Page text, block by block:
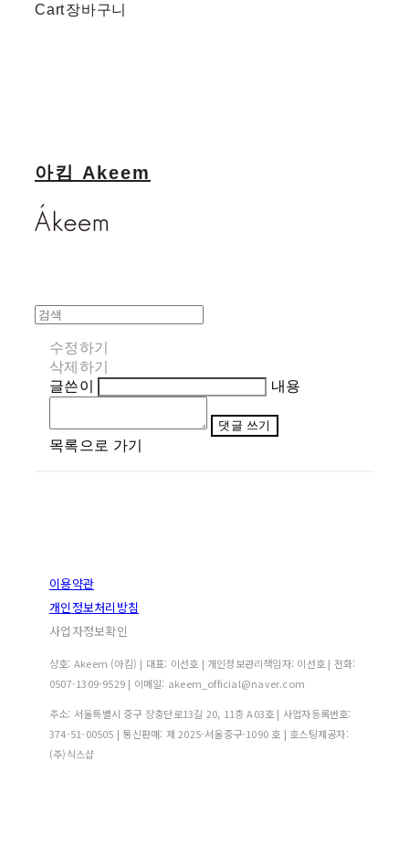
Cart장바구니
아킴 Akeem
수정하기
삭제하기
글쓴이
내용
댓글 쓰기
목록으로 가기
이용약관
개인정보처리방침
사업자정보확인
상호: Akeem (아킴) | 대표: 이선호 | 개인정보관리책임자: 이선호 | 전화:
0507-1309-9529 | 이메일: akeem_official@naver.com
주소: 서울특별시 중구 장충단로13길 20, 11층 A03호 | 사업자등록번호:
374-51-00505 | 통신판매: 제 2025-서울중구-1090 호 | 호스팅제공자:
(주)식스샵